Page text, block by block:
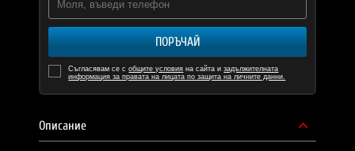
ПОРЪЧАЙ
Съгласявам се собщите условия на сайта изадължителната
информация за правата на лицата по защита на личните данни.
Описание